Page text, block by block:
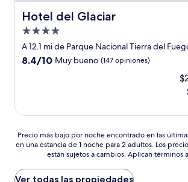
Hotel del Glaciar
Hotel del Glaciar
Propiedad
de
4.0
A 12.1 mi de Parque Nacional Tierra del
8.4
(147
8.4/10 Muy bueno (147 opiniones)
Precio
más
por
noche
Precio más bajo por noche encontrado en las
en una estancia de 1 noche para 2 adultos. Los
están sujetos a cambios. Aplican términos
Ver todas las propiedades